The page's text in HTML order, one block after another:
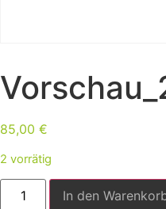
85,00 €
2 vorrätig
In den